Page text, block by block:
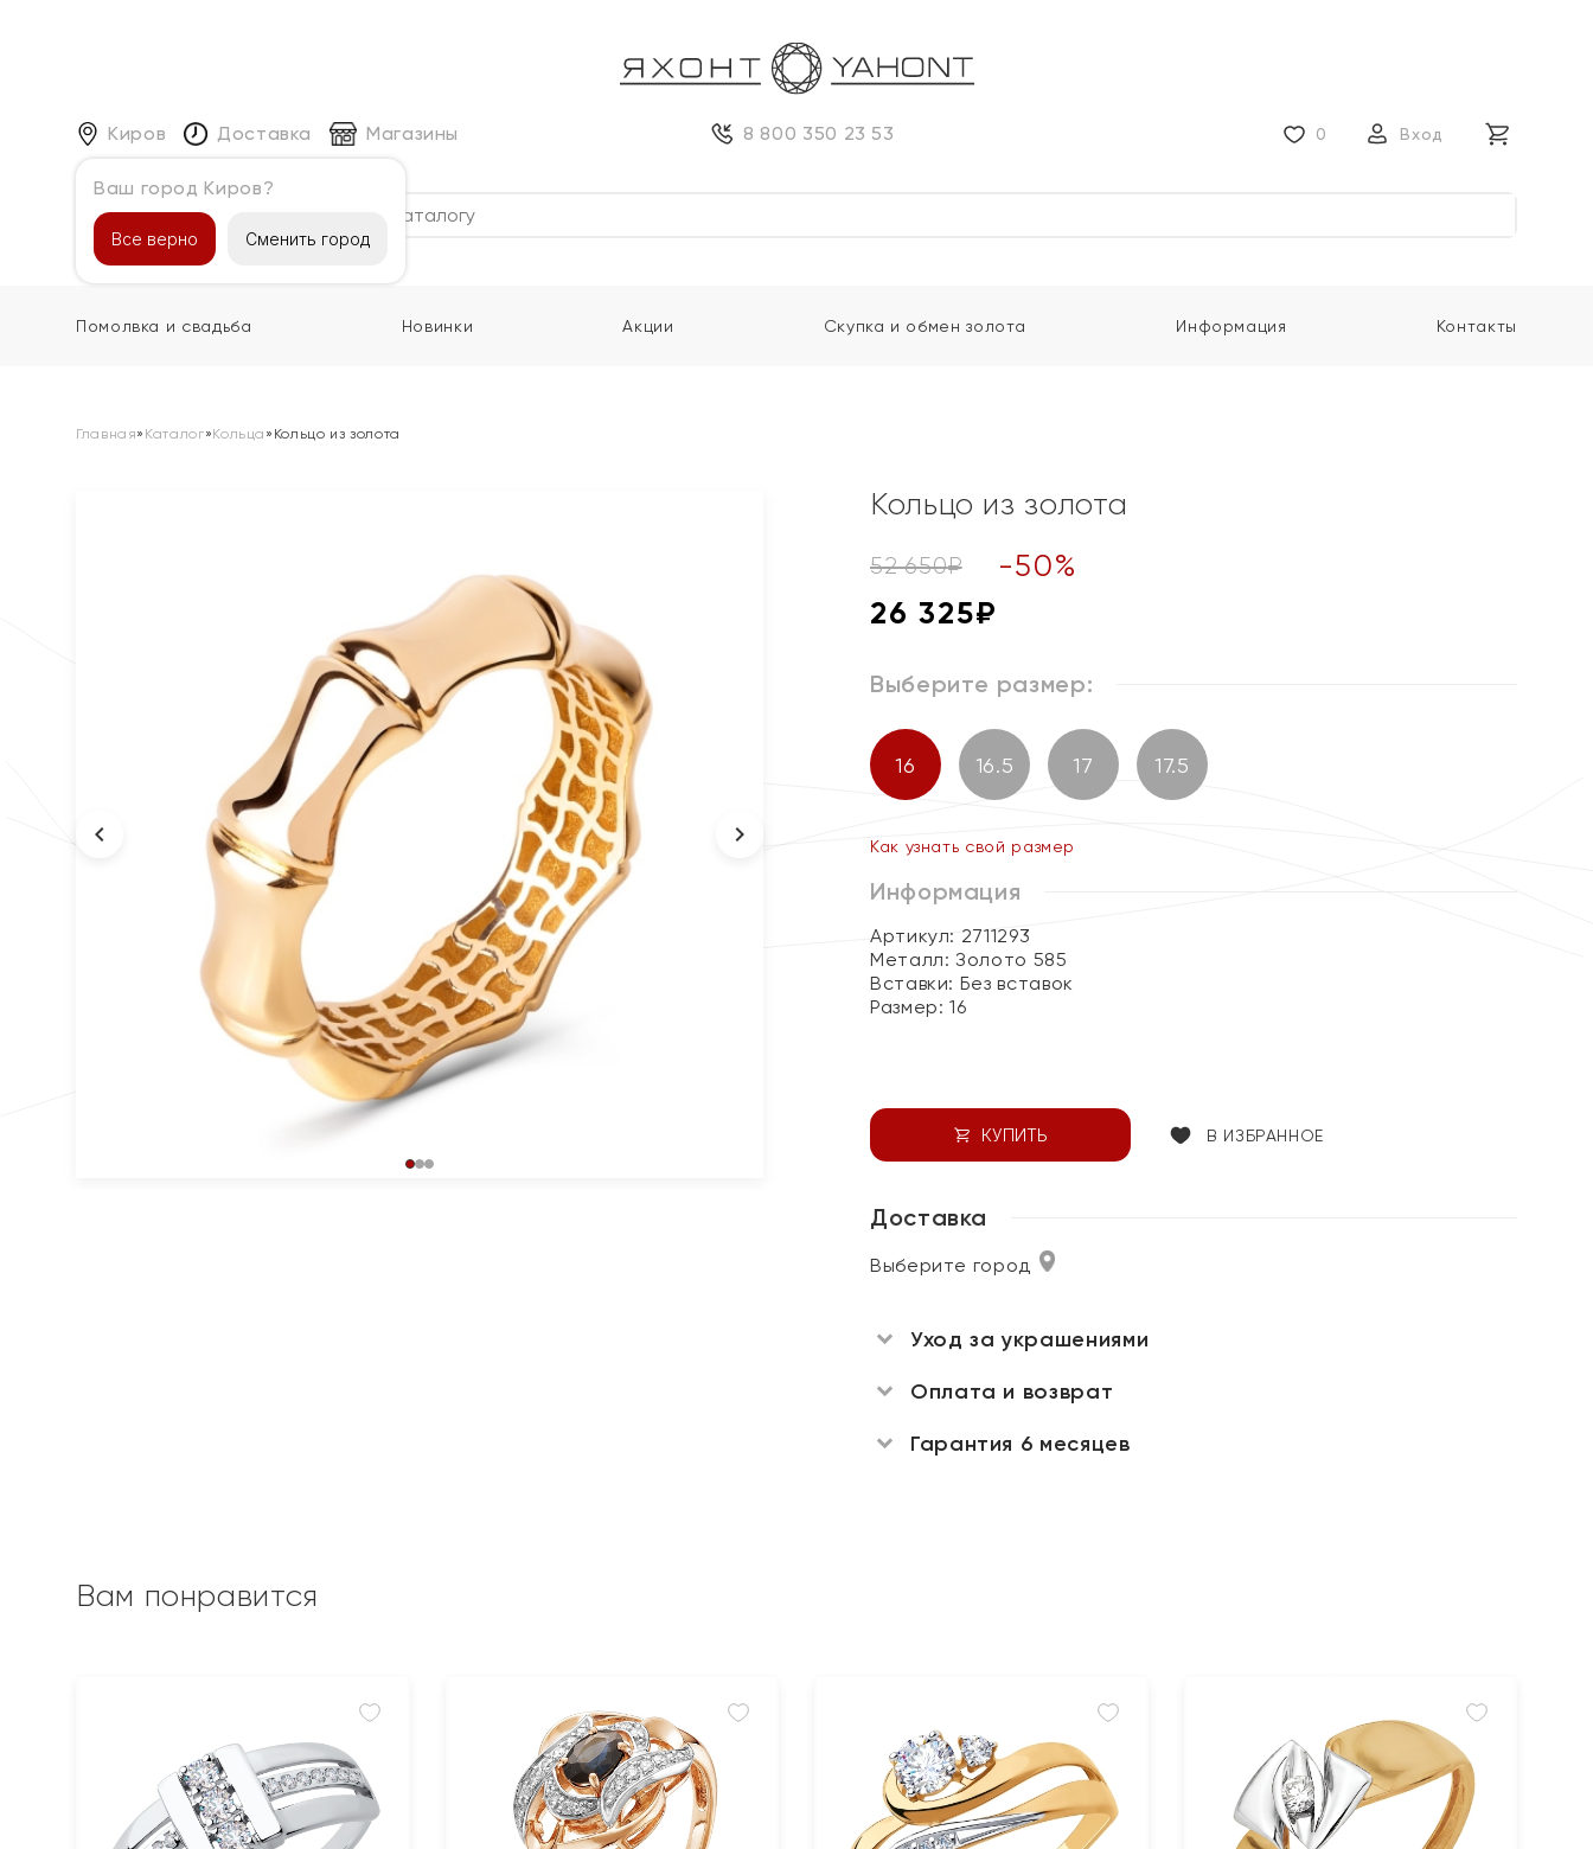
Киров
Ваш город Киров?
Все верно Сменить город
Доставка Магазины 8 800 350 23 53 0 Вход
Каталог
Помолвка и свадьба Новинки Акции Скупка и обмен золота Информация Контакты
Главная» Каталог»Кольца » Кольцо из золота
Кольцо из золота
52 650₽ -50%
26 325₽
Выберите размер:
16 16.5 17 17.5
Как узнать свой размер
Информация
Артикул: 2711293
Металл:Золото 585
Вставки: Без вставок
Размер:16
КУПИТЬ В ИЗБРАННОЕ
Доставка
Выберите город
Уход за украшениями
Оплата и возврат
Гарантия 6 месяцев
Вам понравится